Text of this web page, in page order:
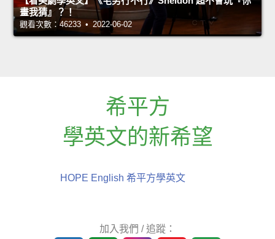
畫我猜』？！
觀看次數：46233 • 2022-06-02
希平方
學英文的新希望
HOPE English 希平方學英文
加入我們 / 追蹤：